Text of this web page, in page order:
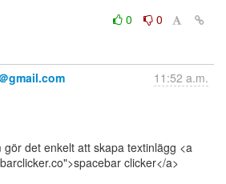
0
0
gmail.com 11:52 a.m.
clicker</a>